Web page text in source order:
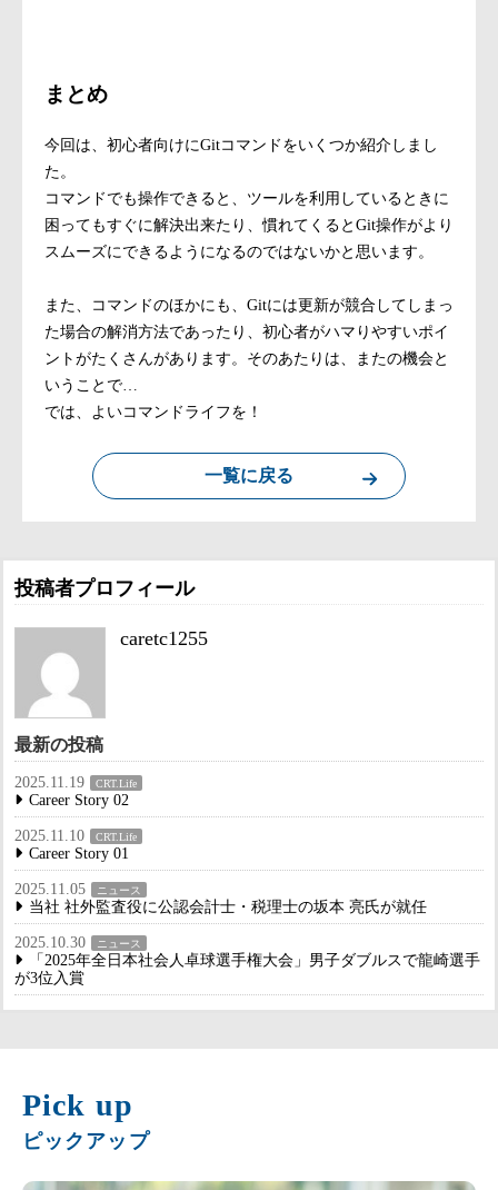
まとめ
今回は、初心者向けにGitコマンドをいくつか紹介しまし
た。
コマンドでも操作できると、ツールを利用しているときに
困ってもすぐに解決出来たり、慣れてくるとGit操作がより
スムーズにできるようになるのではないかと思います。
また、コマンドのほかにも、Gitには更新が競合してしまっ
た場合の解消方法であったり、初心者がハマりやすいポイ
ントがたくさんがあります。そのあたりは、またの機会と
いうことで…
では、よいコマンドライフを！
一覧に戻る
投稿者プロフィール
caretc1255
最新の投稿
2025.11.19 CRT.Life
Career Story 02
2025.11.10 CRT.Life
Career Story 01
2025.11.05 ニュース
当社 社外監査役に公認会計士・税理士の坂本 亮氏が就任
2025.10.30 ニュース
「2025年全日本社会人卓球選手権大会」男子ダブルスで龍崎選手
が3位入賞
Pick up
ピックアップ